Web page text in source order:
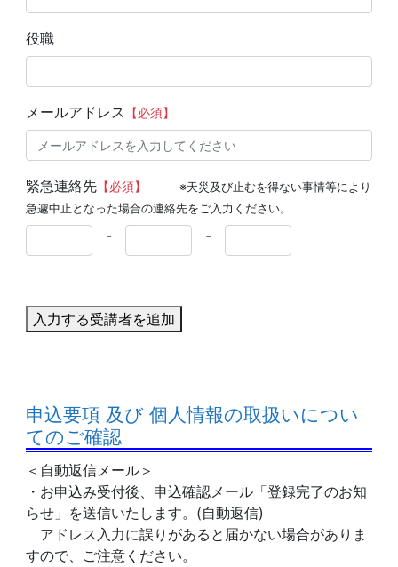
役職
メールアドレス 【必須】
緊急連絡先【必須】
※天災及び止むを得ない事情等により
急遽中止となった場合の連絡先をご入力ください。
- -
入力する受講者を追加
申込要項 及び 個人情報の取扱いについ
てのご確認
＜自動返信メール＞
・お申込み受付後、申込確認メール「登録完了のお知
らせ」を送信いたします。(自動返信)
アドレス入力に誤りがあると届かない場合がありま
すので、ご注意ください。